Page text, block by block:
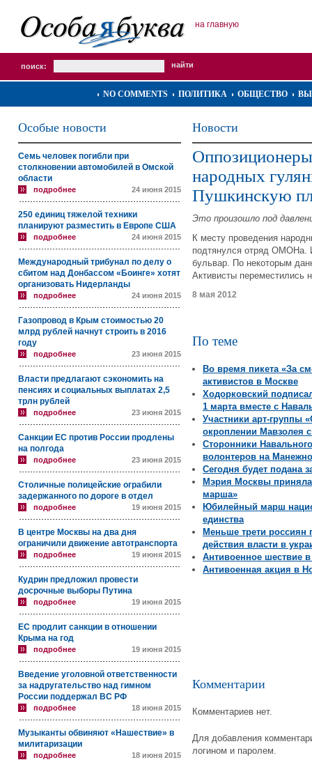
на главную
поиск:
NO COMMENTS ПОЛИТИКА ОБЩЕСТВО
Особые новости
Семь человек погибли при
столкновении автомобилей в Омской
области
подробнее 24 июня 2015
250 единиц тяжелой техники
планируют разместить в Европе США
подробнее 24 июня 2015
Международный трибунал по делу о
сбитом над Донбассом «Боинге» хотят
организовать Нидерланды
подробнее 24 июня 2015
Газопровод в Крым стоимостью 20
млрд рублей начнут строить в 2016
году
подробнее 23 июня 2015
Власти предлагают сэкономить на
пенсиях и социальных выплатах 2,5
трлн рублей
подробнее 23 июня 2015
Санкции ЕС против России продлены
на полгода
подробнее 23 июня 2015
Столичные полицейские ограбили
задержанного по дороге в отдел
подробнее 19 июня 2015
В центре Москвы на два дня
ограничили движение автотранспорта
подробнее 19 июня 2015
Кудрин предложил провести
досрочные выборы Путина
подробнее 19 июня 2015
ЕС продлит санкции в отношении
Крыма на год
подробнее 19 июня 2015
Введение уголовной ответственности
за надругательство над гимном
России поддержал ВС РФ
подробнее 18 июня 2015
Музыканты обвиняют «Нашествие» в
милитаризации
подробнее 18 июня 2015
Новости
народных
Пушкинскую
Это произошло под
К месту проведения
подтянулся отряд ОМОНа.
бульвар. По некоторым
Активисты
8 мая 2012
По теме
Во время пикета «За
активистов в Москве
Ходорковский
1 марта вместе с
Участники арт-группы
окроплении Мавзолея
Сторонники
волонтеров на
Сегодня будет подана
Мэрия Москвы приняла
марша»
Юбилейный марш
единства
Меньше трети россиян
действия власти в
Антивоенное шествие
Антивоенная акция в
Комментарии
Комментариев нет.
Для добавления
логином и паролем.